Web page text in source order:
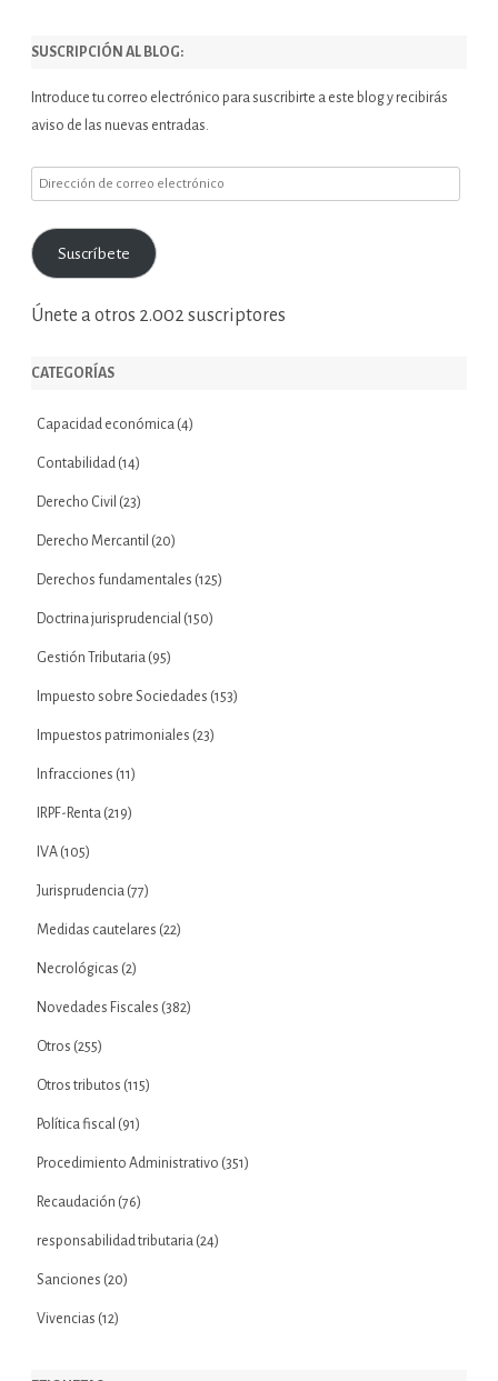
SUSCRIPCIÓN AL BLOG:
Introduce tu correo electrónico para suscribirte a este blog y recibirás
aviso de las nuevas entradas.
Dirección
correo
electrónico
Suscríbete
Únete a otros 2.002 suscriptores
CATEGORÍAS
Capacidad económica (4)
Contabilidad (14)
Derecho Civil (23)
Derecho Mercantil (20)
Derechos fundamentales (125)
Doctrina jurisprudencial (150)
Gestión Tributaria (95)
Impuesto sobre Sociedades (153)
Impuestos patrimoniales (23)
Infracciones (11)
IRPF-Renta (219)
IVA (105)
Jurisprudencia (77)
Medidas cautelares (22)
Necrológicas (2)
Novedades Fiscales (382)
Otros (255)
Otros tributos (115)
Política fiscal (91)
Procedimiento Administrativo (351)
Recaudación (76)
responsabilidad tributaria (24)
Sanciones (20)
Vivencias (12)